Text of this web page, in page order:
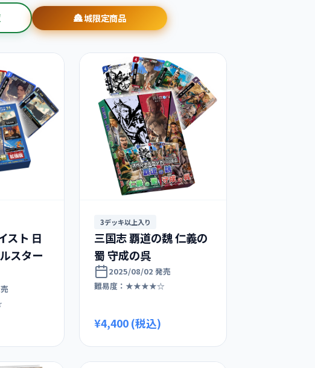
🏯 城限定商品
スト 日
スター
3デッキ以上入り
三国志 覇道の魏 仁義の
蜀 守成の呉
2025/08/02 発売
難易度：★★★★☆
¥4,400 (税込)